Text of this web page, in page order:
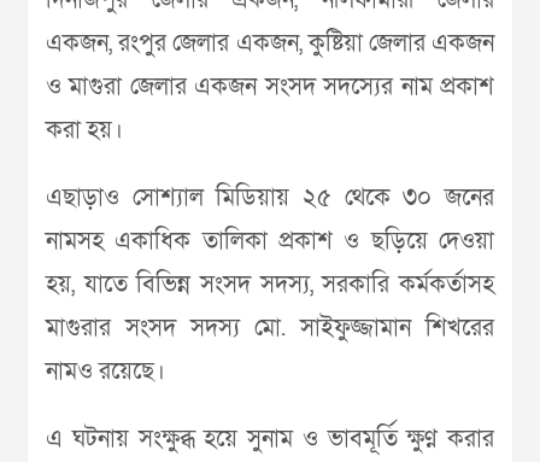
একজন, রংপুর জেলার একজন, কুষ্টিয়া জেলার একজন
ও মাগুরা জেলার একজন সংসদ সদস্যের নাম প্রকাশ
করা হয়।
এছাড়াও সোশ্যাল মিডিয়ায় ২৫ থেকে ৩০ জনের
নামসহ একাধিক তালিকা প্রকাশ ও ছড়িয়ে দেওয়া
হয়, যাতে বিভিন্ন সংসদ সদস্য, সরকারি কর্মকর্তাসহ
মাগুরার সংসদ সদস্য মো. সাইফুজ্জামান শিখরের
নামও রয়েছে।
এ ঘটনায় সংক্ষুব্ধ হয়ে সুনাম ও ভাবমূর্তি ক্ষুণ্ণ করার